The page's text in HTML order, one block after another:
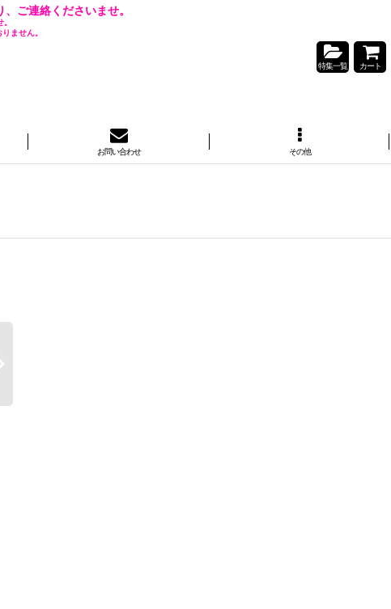
ご連絡くださいませ。
ません。
特集一覧 カート
お問い合わせ その他